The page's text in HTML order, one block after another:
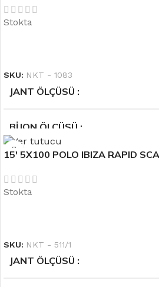
OFSET
Stokta
SKU: NKT - 1083
JANT ÖLÇÜSÜ
BIJON ÖLÇÜSÜ
RENK
OFSET
15′ 5X100 POLO IBIZA RAPID
Stokta
SKU: NKT - 511/1
JANT ÖLÇÜSÜ